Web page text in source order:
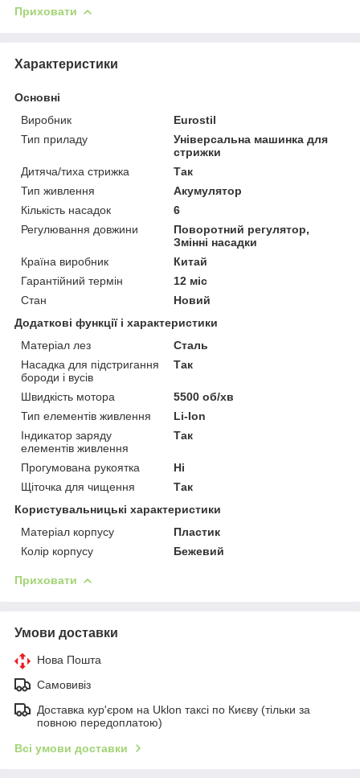
Приховати
Характеристики
Основні
Виробник
Eurostil
Тип приладу
Універсальна машинка для
стрижки
Дитяча/тиха стрижка
Так
Тип живлення
Акумулятор
Кількість насадок
6
Регулювання довжини
Поворотний регулятор,
Змінні насадки
Країна виробник
Китай
Гарантійний термін
12 міс
Стан
Новий
Додаткові функції і характеристики
Матеріал лез
Сталь
Насадка для підстригання
бороди і вусів
Так
Швидкість мотора
5500 об/хв
Тип елементів живлення
Li-Ion
Індикатор заряду
елементів живлення
Так
Прогумована рукоятка
Ні
Щіточка для чищення
Так
Користувальницькі характеристики
Матеріал корпусу
Пластик
Колір корпусу
Бежевий
Приховати
Умови доставки
Нова Пошта
Самовивіз
Доставка кур'єром на Uklon таксі по Києву (тільки за
повною передоплатою)
Всі умови доставки